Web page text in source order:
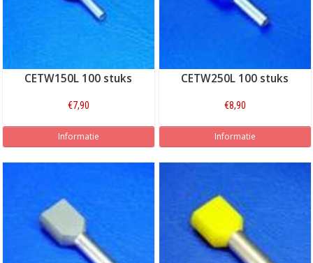
CETW150L 100 stuks
€7,90
Informatie
CETW250L 100 stuks
€8,90
Informatie